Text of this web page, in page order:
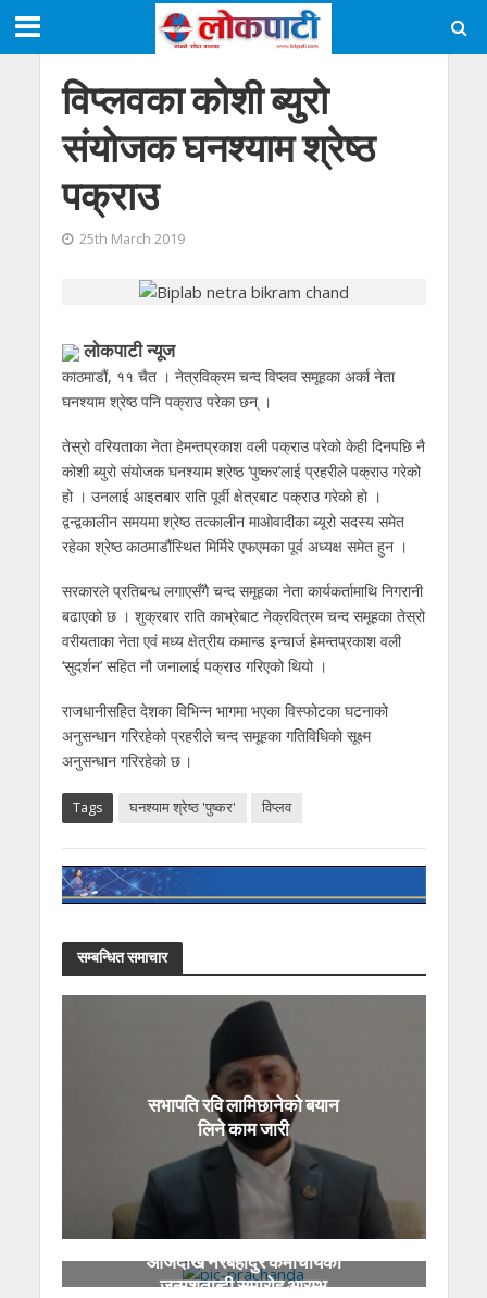
विप्लवका कोशी ब्युरो
संयोजक घनश्याम श्रेष्ठ
पक्राउ
25th March 2019
लाेकपाटी न्यूज
काठमाडौं, ११ चैत । नेत्रविक्रम चन्द विप्लव समूहका अर्का नेता
घनश्याम श्रेष्ठ पनि पक्राउ परेका छन् ।
तेस्रो वरियताका नेता हेमन्तप्रकाश वली पक्राउ परेको केही दिनपछि नै
कोशी ब्युरो संयोजक घनश्याम श्रेष्ठ ‘पुष्कर’लाई प्रहरीले पक्राउ गरेको
हो । उनलाई आइतबार राति पूर्वी क्षेत्रबाट पक्राउ गरेको हो ।
द्वन्द्वकालीन समयमा श्रेष्ठ तत्कालीन माओवादीका ब्यूरो सदस्य समेत
रहेका श्रेष्ठ काठमाडौंस्थित मिर्मिरे एफएमका पूर्व अध्यक्ष समेत हुन ।
सरकारले प्रतिबन्ध लगाएसँगै चन्द समूहका नेता कार्यकर्तामाथि निगरानी
बढाएको छ । शुक्रबार राति काभ्रेबाट नेक्रवित्रम चन्द समूहका तेस्रो
वरीयताका नेता एवं मध्य क्षेत्रीय कमान्ड इन्चार्ज हेमन्तप्रकाश वली
‘सुदर्शन’ सहित नौ जनालाई पक्राउ गरिएको थियो ।
राजधानीसहित देशका विभिन्न भागमा भएका विस्फोटका घटनाको
अनुसन्धान गरिरहेको प्रहरीले चन्द समूहका गतिविधिको सूक्ष्म
अनुसन्धान गरिरहेको छ ।
Tags घनश्याम श्रेष्ठ 'पुष्कर' विप्लव
सम्बन्धित समाचार
सभापति रवि लामिछानेको बयान
लिने काम जारी
आजदेखि नरबहादुर कर्माचार्यको
जन्मशताब्दी समारोह आरम्भ